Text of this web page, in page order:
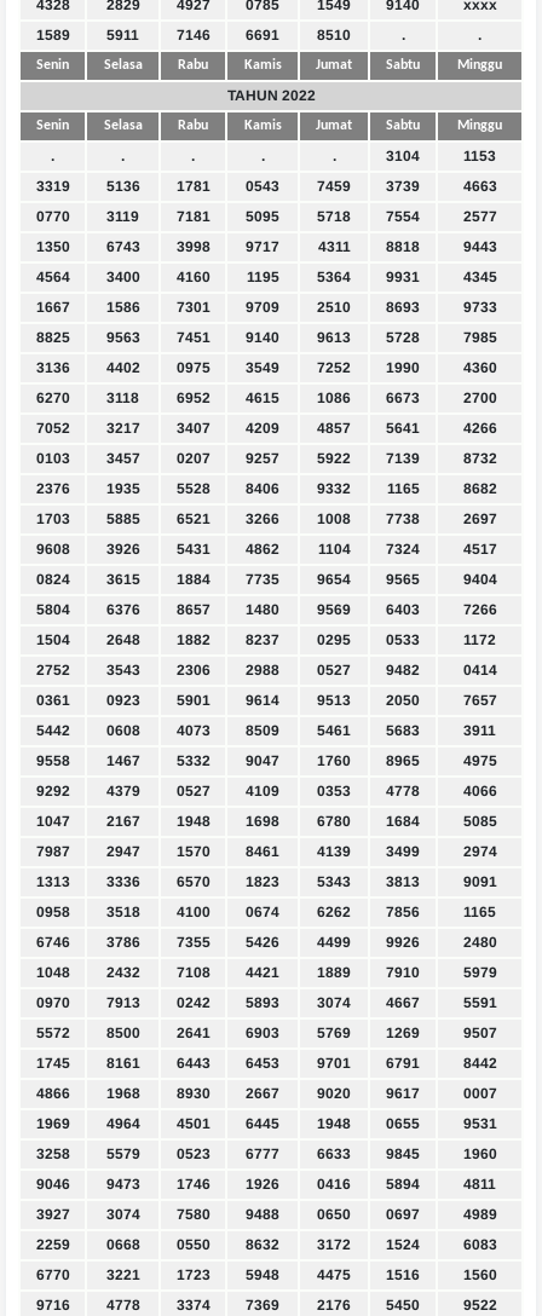
4328 2829 4927 0785 1549 9140
xxxx
1589
5911 7146 6691 8510 . .
Senin Selasa Rabu Kamis Jumat Sabtu Minggu
TAHUN 2022
Senin Selasa Rabu Kamis Jumat Sabtu Minggu
. . . . . 3104
1153
3319
5136 1781 0543 7459 3739
4663
0770
3119 7181 5095 5718 7554
2577
1350
6743 3998 9717 4311 8818
9443
4564
3400 4160 1195 5364 9931
4345
1667
1586 7301 9709 2510 8693
9733
8825
9563 7451 9140 9613 5728
7985
3136
4402 0975 3549 7252 1990
4360
6270
3118 6952 4615 1086 6673
2700
7052
3217 3407 4209 4857 5641
4266
0103
3457 0207 9257 5922 7139
8732
2376
1935 5528 8406 9332 1165
8682
1703
5885 6521 3266 1008 7738
2697
9608
3926 5431 4862 1104 7324
4517
0824
3615 1884 7735 9654 9565
9404
5804
6376 8657 1480 9569 6403
7266
1504
2648 1882 8237 0295 0533
1172
2752
3543 2306 2988 0527 9482
0414
0361
0923 5901 9614 9513 2050
7657
5442
0608 4073 8509 5461 5683
3911
9558
1467 5332 9047 1760 8965
4975
9292
4379 0527 4109 0353 4778
4066
1047
2167 1948 1698 6780 1684
5085
7987
2947 1570 8461 4139 3499
2974
1313
3336 6570 1823 5343 3813
9091
0958
3518 4100 0674 6262 7856
1165
6746
3786 7355 5426 4499 9926
2480
1048
2432 7108 4421 1889 7910
5979
0970
7913 0242 5893 3074 4667
5591
5572
8500 2641 6903 5769 1269
9507
1745
8161 6443 6453 9701 6791
8442
4866
1968 8930 2667 9020 9617
0007
1969
4964 4501 6445 1948 0655
9531
3258
5579 0523 6777 6633 9845
1960
9046
9473 1746 1926 0416 5894
4811
3927
3074 7580 9488 0650 0697
4989
2259
0668 0550 8632 3172 1524
6083
6770
3221 1723 5948 4475 1516
1560
9716
4778 3374 7369 2176 5450
9522